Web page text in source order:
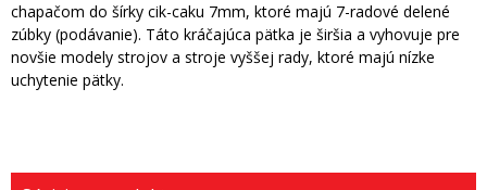
chapačom do šírky cik-caku 7mm, ktoré majú 7-radové delené
zúbky (podávanie). Táto kráčajúca pätka je širšia a vyhovuje pre
novšie modely strojov a stroje vyššej rady, ktoré majú nízke
uchytenie pätky.